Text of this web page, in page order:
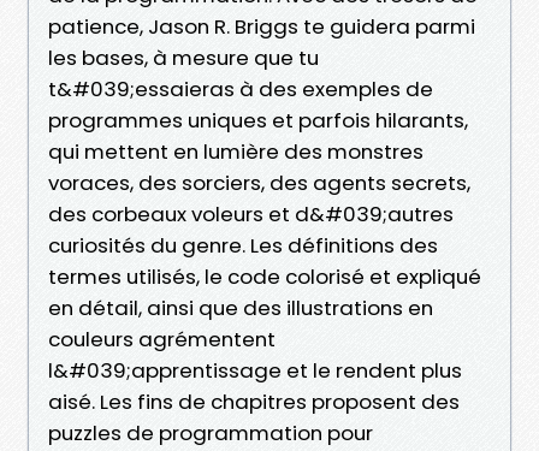
patience, Jason R. Briggs te guidera parmi
les bases, à mesure que tu
t&#039;essaieras à des exemples de
programmes uniques et parfois hilarants,
qui mettent en lumière des monstres
voraces, des sorciers, des agents secrets,
des corbeaux voleurs et d&#039;autres
curiosités du genre. Les définitions des
termes utilisés, le code colorisé et expliqué
en détail, ainsi que des illustrations en
couleurs agrémentent
l&#039;apprentissage et le rendent plus
aisé. Les fins de chapitres proposent des
puzzles de programmation pour